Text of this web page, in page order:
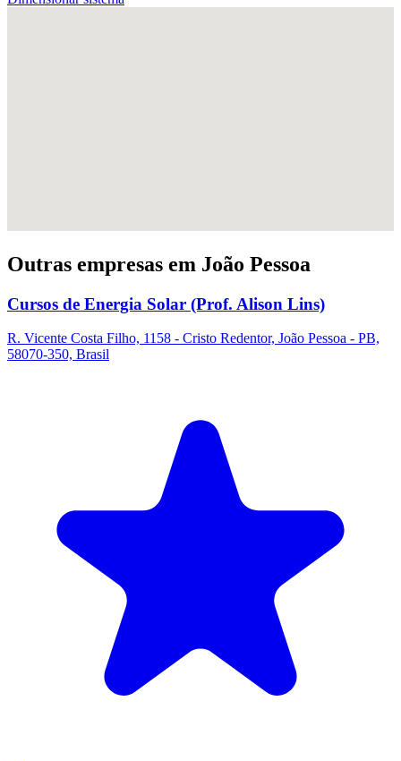
Outras empresas em João Pessoa
Cursos de Energia Solar (Prof. Alison Lins)
R. Vicente Costa Filho, 1158 - Cristo Redentor, João Pessoa - PB,
58070-350, Brasil